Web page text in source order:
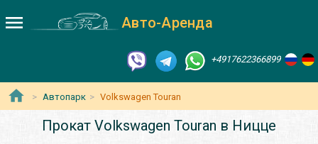
Авто-Аренда
+4917622366899
Автопарк Volkswagen Touran
Прокат Volkswagen Touran в Ницце